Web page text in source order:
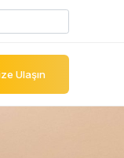
Ulaşın